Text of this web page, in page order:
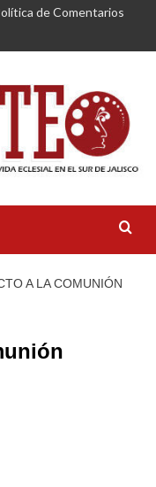
de Comentarios
A LA COMUNIÓN